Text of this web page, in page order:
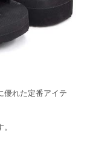
優れた定番アイテ